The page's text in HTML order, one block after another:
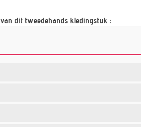
dit tweedehands kledingstuk :